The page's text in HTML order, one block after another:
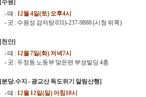
[수원]
- 때 : 12월 4일(토) 오후4시
- 곳 : 수원성 감자탕 031)-237-9888 (시청 뒤쪽)
[천안]
- 때 : 12월 7일(화) 저녁7시
- 곳 : 두정동 노동부 맞은편 부성빌딩 4층
[분당.수지 - 광교산 독도위기 알림산행]
- 때 : 12월 12일(일) 아침10시